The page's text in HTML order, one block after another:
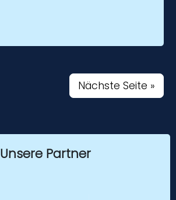
Nächste Seite »
Unsere Partner